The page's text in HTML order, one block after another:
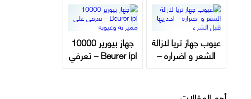
عيوب جهاز تريا لازالة
الشعر و اضراره –
احذريها قبل الشراء
جهاز بيورير 10000
Beurer ipl – تعرفي
على مميزاته وعيوبه